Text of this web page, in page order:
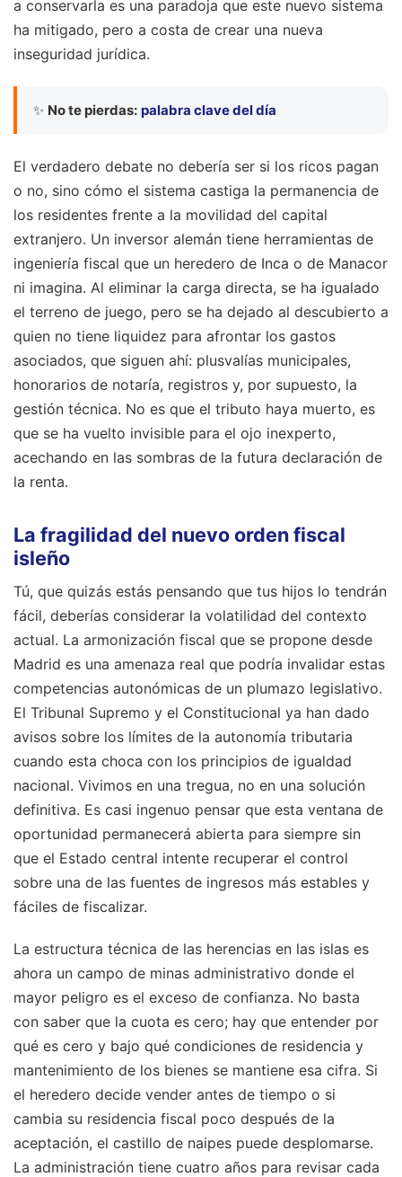
a conservarla es una paradoja que este nuevo sistema
ha mitigado, pero a costa de crear una nueva
inseguridad jurídica.
✨ No te pierdas: palabra clave del día
El verdadero debate no debería ser si los ricos pagan
o no, sino cómo el sistema castiga la permanencia de
los residentes frente a la movilidad del capital
extranjero. Un inversor alemán tiene herramientas de
ingeniería fiscal que un heredero de Inca o de Manacor
ni imagina. Al eliminar la carga directa, se ha igualado
el terreno de juego, pero se ha dejado al descubierto a
quien no tiene liquidez para afrontar los gastos
asociados, que siguen ahí: plusvalías municipales,
honorarios de notaría, registros y, por supuesto, la
gestión técnica. No es que el tributo haya muerto, es
que se ha vuelto invisible para el ojo inexperto,
acechando en las sombras de la futura declaración de
la renta.
La fragilidad del nuevo orden fiscal
isleño
Tú, que quizás estás pensando que tus hijos lo tendrán
fácil, deberías considerar la volatilidad del contexto
actual. La armonización fiscal que se propone desde
Madrid es una amenaza real que podría invalidar estas
competencias autonómicas de un plumazo legislativo.
El Tribunal Supremo y el Constitucional ya han dado
avisos sobre los límites de la autonomía tributaria
cuando esta choca con los principios de igualdad
nacional. Vivimos en una tregua, no en una solución
definitiva. Es casi ingenuo pensar que esta ventana de
oportunidad permanecerá abierta para siempre sin
que el Estado central intente recuperar el control
sobre una de las fuentes de ingresos más estables y
fáciles de fiscalizar.
La estructura técnica de las herencias en las islas es
ahora un campo de minas administrativo donde el
mayor peligro es el exceso de confianza. No basta
con saber que la cuota es cero; hay que entender por
qué es cero y bajo qué condiciones de residencia y
mantenimiento de los bienes se mantiene esa cifra. Si
el heredero decide vender antes de tiempo o si
cambia su residencia fiscal poco después de la
aceptación, el castillo de naipes puede desplomarse.
La administración tiene cuatro años para revisar cada